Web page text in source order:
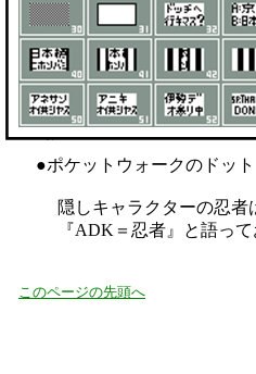
●ポケットウォークのドット
隠しキャラクターの忍者は
『ADK＝忍者』と語ってお
このページの先頭へ